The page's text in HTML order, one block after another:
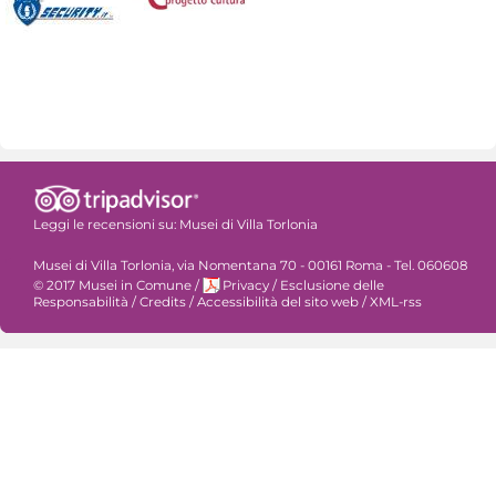
Leggi le recensioni su: Musei di Villa Torlonia
Musei di Villa Torlonia, via Nomentana 70 - 00161 Roma - Tel. 060608
© 2017 Musei in Comune / Privacy / Esclusione delle
Responsabilità /Credits /Accessibilità del sito web /XML-rss